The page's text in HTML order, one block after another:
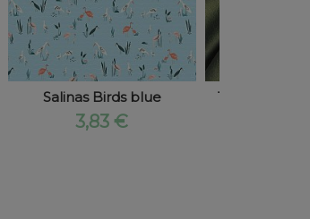
Salinas Birds blue
3,83 €
Tela Punto